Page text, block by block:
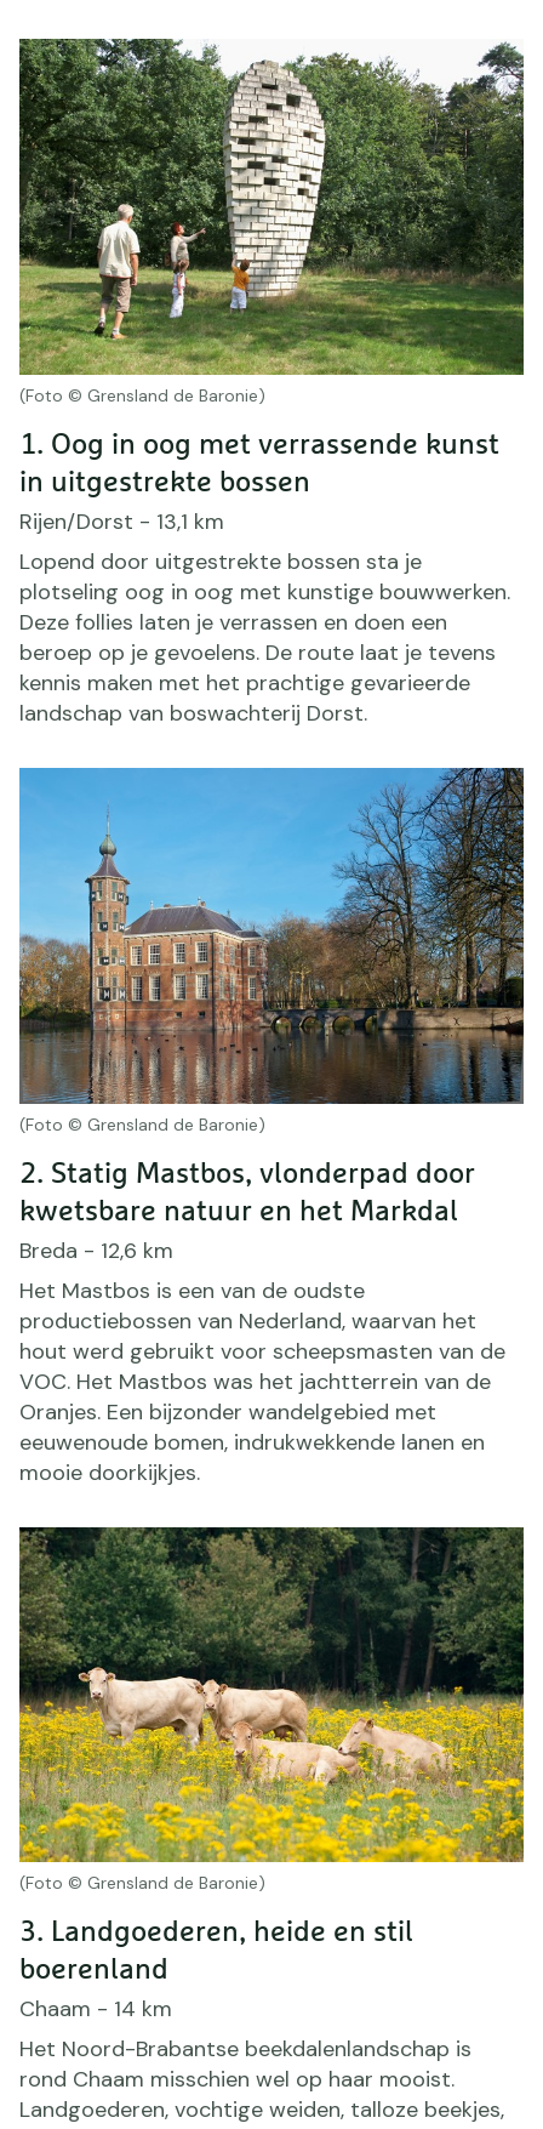
(Foto © Grensland de Baronie)
1. Oog in oog met verrassende kunst
in uitgestrekte bossen
Rijen/Dorst - 13,1 km
Lopend door uitgestrekte bossen sta je
plotseling oog in oog met kunstige bouwwerken.
Deze follies laten je verrassen en doen een
beroep op je gevoelens. De route laat je tevens
kennis maken met het prachtige gevarieerde
landschap van boswachterij Dorst.
2. Statig Mastbos, vlonderpad door
kwetsbare natuur en het Markdal
Breda - 12,6 km
Het Mastbos is een van de oudste
productiebossen van Nederland, waarvan het
hout werd gebruikt voor scheepsmasten van de
VOC. Het Mastbos was het jachtterrein van de
Oranjes. Een bijzonder wandelgebied met
eeuwenoude bomen, indrukwekkende lanen en
mooie doorkijkjes.
(Foto © Grensland de Baronie)
(Foto © Grensland de Baronie)
3. Landgoederen, heide en stil
boerenland
Chaam - 14 km
Het Noord-Brabantse beekdalenlandschap is
rond Chaam misschien wel op haar mooist.
Landgoederen, vochtige weiden, talloze beekjes,